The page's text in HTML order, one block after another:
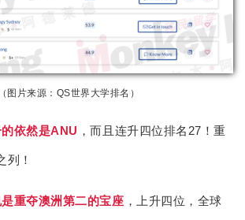
（图片来源：QS世界大学排名）
依然是ANU ，而且连升四位排名27！重
列！
重夺澳洲第二的宝座 ，上升四位，全球